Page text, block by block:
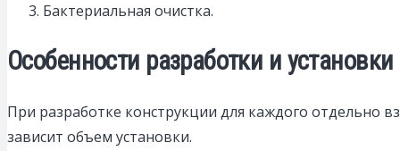
Бактериальная очистка.
Особенности разработки и
При разработке конструкции для каждого отдельно
зависит объем установки.